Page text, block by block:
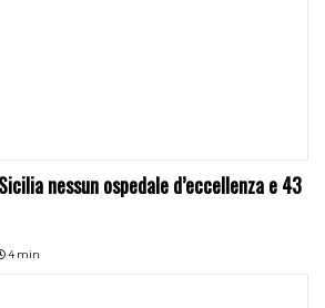
nessun ospedale d’eccellenza e 43
4 min